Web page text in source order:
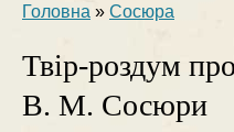
Головна » Сосюра
Твір-роздум
В. М. Сосюри